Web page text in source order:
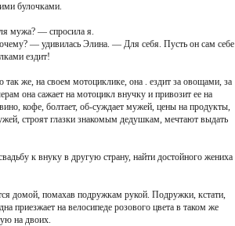
булочками.
мужа? — спросила я.
— удивилась Элина. — Для себя. Пусть он сам себе
ездит!
так же, на своем мотоциклике, она . ездит за овощами, за
она сажает на мотоцикл внучку и привозит ее на
кофе, болтает, об-суждает мужей, цены на продукты,
строят глазки знакомым дедушкам, мечтают выдать
к внуку в другую страну, найти достойного жениха
домой, помахав подружкам рукой. Подружки, кстати,
приезжает на велосипеде розового цвета в таком же
на двоих.